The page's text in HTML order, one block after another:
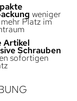
weniger
Platz im
Artikel
Schrauben
sofortigen